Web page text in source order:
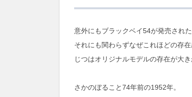
意外にもブラックベイ54が発売され
それにも関わらずなぜこれほどの存
じつはオリジナルモデルの存在が大き
さかのぼること74年前の1952年。